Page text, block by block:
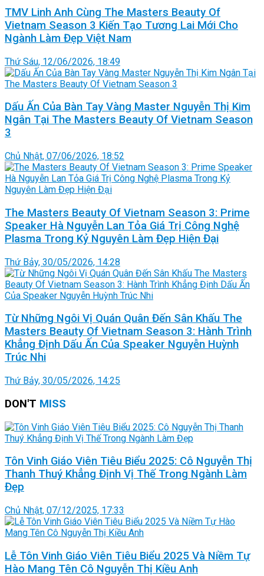
TMV Linh Anh Cùng The Masters Beauty Of
Vietnam Season 3 Kiến Tạo Tương Lai Mới Cho
Ngành Làm Đẹp Việt Nam
Thứ Sáu, 12/06/2026, 18:49
Dấu Ấn Của Bàn Tay Vàng Master Nguyễn Thị Kim
Ngân Tại The Masters Beauty Of Vietnam Season
3
Chủ Nhật, 07/06/2026, 18:52
The Masters Beauty Of Vietnam Season 3: Prime
Speaker Hà Nguyễn Lan Tỏa Giá Trị Công Nghệ
Plasma Trong Kỷ Nguyên Làm Đẹp Hiện Đại
Thứ Bảy, 30/05/2026, 14:28
Từ Những Ngôi Vị Quán Quân Đến Sân Khấu The
Masters Beauty Of Vietnam Season 3: Hành Trình
Khẳng Định Dấu Ấn Của Speaker Nguyễn Huỳnh
Trúc Nhi
Thứ Bảy, 30/05/2026, 14:25
DON'T MISS
Tôn Vinh Giáo Viên Tiêu Biểu 2025: Cô Nguyễn Thị
Thanh Thuý Khẳng Định Vị Thế Trong Ngành Làm
Đẹp
Chủ Nhật, 07/12/2025, 17:33
Lễ Tôn Vinh Giáo Viên Tiêu Biểu 2025 Và Niềm Tự
Hào Mang Tên Cô Nguyễn Thị Kiều Anh